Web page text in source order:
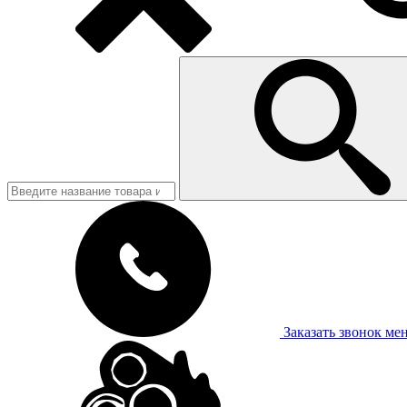
Заказать звонок